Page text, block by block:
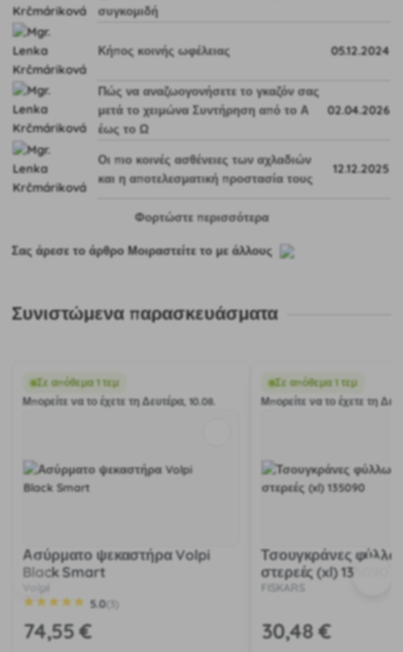
συγκομιδή
Κήπος κοινής ωφέλειας 05.12.2024
Πώς να αναζωογονήσετε το γκαζόν σας
μετά το χειμώνα Συντήρηση από το Α
έως το Ω
02.04.2026
Οι πιο κοινές ασθένειες των αχλαδιών
και η αποτελεσματική προστασία τους
12.12.2025
Φορτώστε περισσότερα
Σας άρεσε το άρθρο Μοιραστείτε το με άλλους
Συνιστώμενα παρασκευάσματα
Σε απόθεμα 1 τεμ
Μπορείτε να το έχετε τη Δευτέρα, 10.08.
Ασύρματο ψεκαστήρα Volpi
Black Smart
Volpi
5.0(3)
74,55 €
Σε απόθεμα 1 τεμ
Μπορείτε να το έχετε τη
Τσουγκράνες
στερεές (xl) 135090
FISKARS
30,48 €